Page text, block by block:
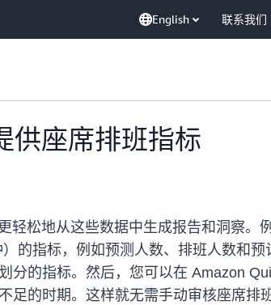
English 联系我们
供座席排班指标
松地从这些数据中生成报告和洞察。
的指标，例如预测人数、排班人数和预
分的指标。然后，您可以在 Amazon
的时期。这样就无需手动审核座席排